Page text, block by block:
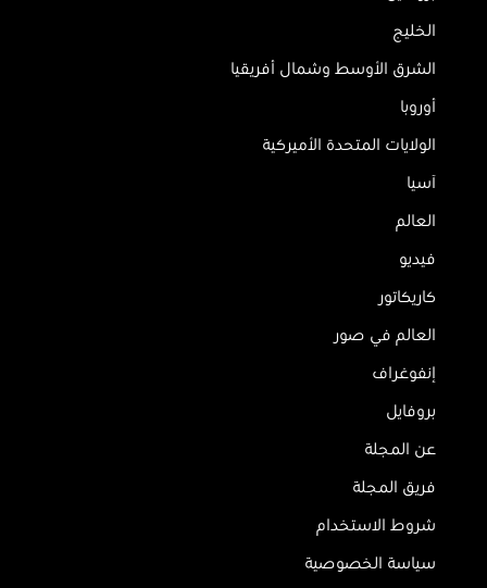
الخليج
الشرق الأوسط وشمال أفريقيا
أوروبا
الولايات المتحدة الأميركية
آسيا
العالم
فيديو
كاريكاتور
العالم في صور
إنفوغراف
بروفايل
عن المجلة
فريق المجلة
شروط الاستخدام
سياسة الخصوصية